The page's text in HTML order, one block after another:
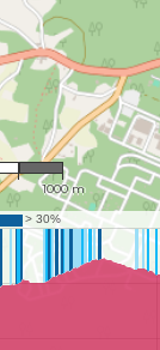
1000 m